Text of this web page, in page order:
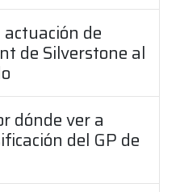
actuación de
de Silverstone al
dónde ver a
del GP de